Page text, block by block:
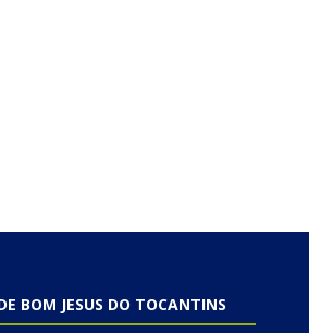
BOM JESUS DO TOCANTINS